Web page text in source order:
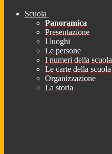
Scuola
Panoramica
Presentazione
I luoghi
Le persone
I numeri della scuola
Le carte della scuola
Organizzazione
La storia